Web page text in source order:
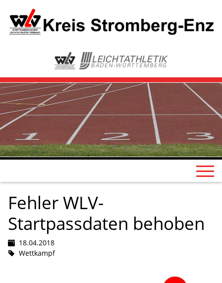
Fehler WLV-
Startpassdaten behoben
18.04.2018
Wettkampf